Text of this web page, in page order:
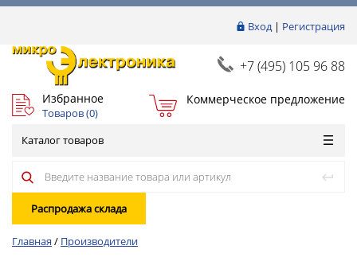
Вход| Регистрация
+7 (495) 105 96 88
Избранное
Товаров (0)
Коммерческое предложение
Каталог товаров
Распродажа склада
Главная / Производители